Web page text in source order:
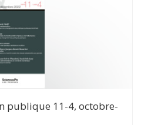
publique 11-4, octobre-